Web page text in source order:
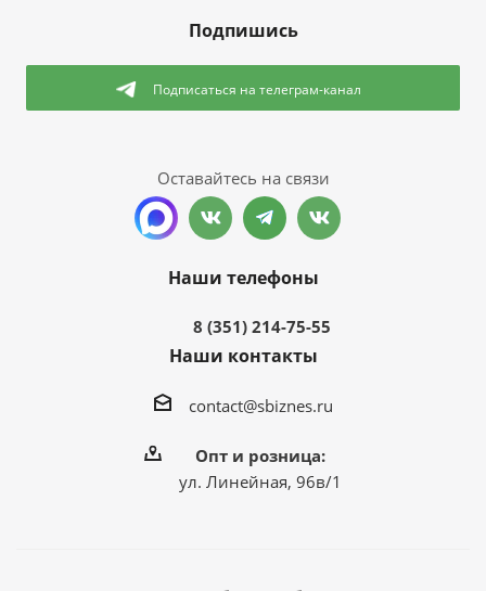
Подпишись
Подписаться на телеграм-канал
Оставайтесь на связи
Наши телефоны
8 (351) 214-75-55
Наши контакты
contact@sbiznes.ru
Опт и розница:
ул. Линейная, 96в/1